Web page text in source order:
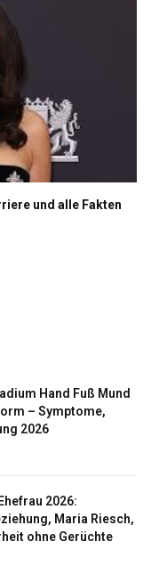
und alle Fakten
Hand Fuß Mund
– Symptome,
2026
2026:
Maria Riesch,
ohne Gerüchte